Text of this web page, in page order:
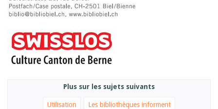
Plus sur les sujets suivants
Utilisation Les bibliothèques informent